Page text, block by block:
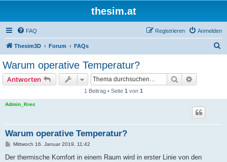
thesim.at
FAQ Anmelden
Registrieren
Thesim3D Forum FAQs
Warum operative Temperatur?
Antworten Suche
1 Beitrag • Seite 1 von 1
Admin_Krec
Warum operative Temperatur?
B
i
Mittwoch 16. Januar 2019, 11:42
Der thermische Komfort in einem Raum wird in erster Linie von den